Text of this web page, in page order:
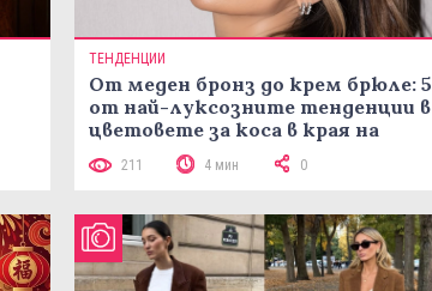
ТЕНДЕНЦИИ
От меден бронз до крем брюле: 5
от най-луксозните тенденции в
цветовете за коса в края на
211 4 мин 0